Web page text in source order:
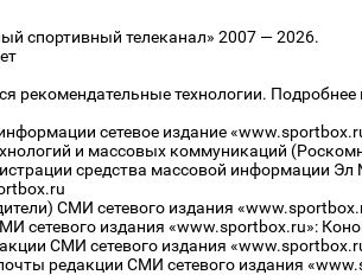
спортивный телеканал» 2007 — 2026.
рекомендательные технологии. Подробнее
сетевое издание
и массовых коммуникаций
средства массовой информации
СМИ сетевого издания
сетевого издания «www.sportbox.ru»:
СМИ сетевого издания
редакции СМИ сетевого издания